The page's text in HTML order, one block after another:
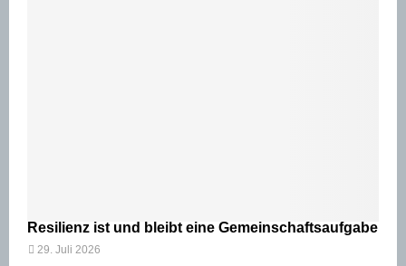
Resilienz ist und bleibt eine Gemeinschaftsaufgabe
29. Juli 2026